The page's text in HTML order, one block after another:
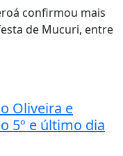
confirmou mais
de Mucuri, entre
Oliveira e
5º e último dia